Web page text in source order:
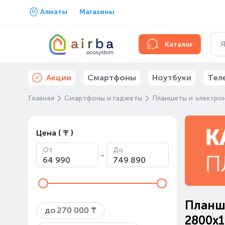
Алматы Магазины
Каталог
Акции Смартфоны Ноутбуки
Главная Смартфоны и гаджеты Планшеты и
Цена ( ₸ )
От - До
до 270 000 ₸